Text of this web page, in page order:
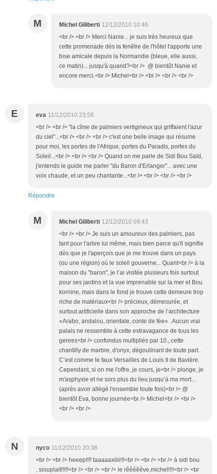
M Michel Giliberti 12/12/2010 10:46
<br /> <br /> Merci Nanie... je suis très heureux que
cette promenade dès la fenêtre de l'hôtel t'apporte une
bise amicale depuis la Normandie (bleue, elle aussi,
ce matin)... jusqu'à quand?<br /> @ bientôt Nanie et
encore merci.<br /> Michel<br /> <br /> <br /> <br />
E eva 11/12/2010 23:56
<br /> <br /> "la cîme de palmiers vertigineux qui griffaient l'azur
du ciel"...<br /> <br /> <br /> c'est une belle image qui résume
pour moi, les portes de l'Afrique, portes du Paradis, portes du
Soleil...<br /> <br /> <br /> Quand on me parle de Sidi Bou Saïd,
j'entends le guide me parler "du Baron d'Erlanger"... avec une
voix chaude, et un peu chantante...<br /> <br /> <br /> <br />
Répondre
M Michel Giliberti 12/12/2010 09:43
<br /> <br /> Je suis un amoureux des palmiers, pas
tant pour l'arbre lui même, mais bien parce qu'il signifie
dès que je l'aperçois que je me trouve dans un pays
(ou une région) où le soleil gouverne... Quant<br /> à la
maison du "baron", je l’ai visitée plusieurs fois surtout
pour ses jardins et la vue imprenable sur la mer et Bou
kornine, mais dans le fond je trouve cette demeure trop
riche de matériaux<br /> précieux, démesurée, et
surtout artificielle dans son approche de l’architecture
«Arabo, andalou, orientale, conte de fée» . Aucun vrai
palais ne ressemble à cette extravagance de tous les
genres<br /> confondus multipliés par 10., cette
chantilly de marbre, d'onyx, dégoulinant de toute part..
C’est comme le faux Versailles de Louis II de Bavière.
Cependant, si on me l'offre, je cours, je<br /> plonge, je
m'asphyxie et ne sors plus du lieu jusqu’à ma mort...
(après avoir allégé l'ensemble toute fois)<br /> @
bientôt Eva, bonne journée<br /> Michel<br /> <br />
<br /> <br />
N nyco 11/12/2010 20:38
<br /> <br /> heeep!!!! taaaaaxiiii!!!<br /> <br /> <br /> à sidi bou
, siouplait!!!!!<br /> <br /> <br /> le rêêêêêve,michel!!!!<br /> <br